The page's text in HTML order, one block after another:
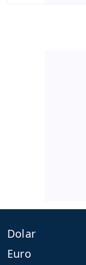
Dolar
Euro